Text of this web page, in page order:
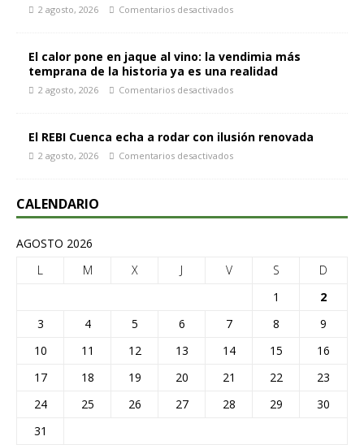
2 agosto, 2026 Comentarios desactivados
El calor pone en jaque al vino: la vendimia más
temprana de la historia ya es una realidad
2 agosto, 2026 Comentarios desactivados
El REBI Cuenca echa a rodar con ilusión renovada
2 agosto, 2026 Comentarios desactivados
CALENDARIO
AGOSTO 2026
L
M X J V S
D
1
2
3
4 5 6 7 8
9
10
11 12 13 14 15
16
17
18 19 20 21 22
23
24
25 26 27 28 29
30
31